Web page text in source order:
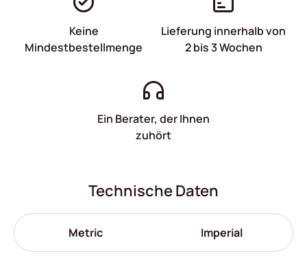
Keine
Mindestbestellmenge
Lieferung innerhalb von
2 bis 3 Wochen
Ein Berater, der Ihnen
zuhört
Technische Daten
Metric Imperial